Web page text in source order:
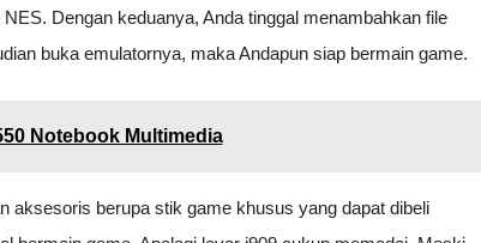
Dengan keduanya, Anda tinggal menambahkan file
buka emulatornya, maka Andapun siap bermain game.
Notebook Multimedia
aksesoris berupa stik game khusus yang dapat dibeli